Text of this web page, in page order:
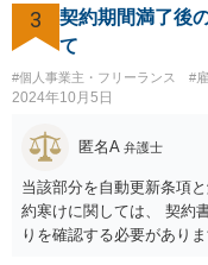
社」の代わりに「ABCウ
す。
3
契約期間満了後
て
#個人事業主・フリーランス #
2024年10月5日
匿名A 弁護士
当該部分を自動更新条項
約寒けに関しては、 契約
りを確認する必要がありま